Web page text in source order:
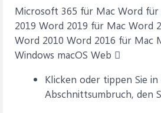
Microsoft 365 für Mac Word für
2019 Word 2019 für Mac Word
Word 2010 Word 2016 für Mac
Windows macOS Web 
Klicken oder tippen Sie in
Abschnittsumbruch, den